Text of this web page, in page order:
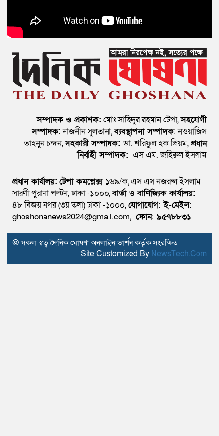
সম্পাদক ও প্রকাশক: মোঃ সাহিদুর রহমান টেপা,সহযোগী
সম্পাদক:নাজনীন সুলতানা,ব্যবস্থাপনা সম্পাদক:নওয়াজিস
তাহনুন চন্দন,সহকারী সম্পাদক: ডা. শরিফুল হক প্রিয়ম,প্রধান
নির্বাহী সম্পাদক: এস এম. জহিরুল ইসলাম
প্রধান কার্যালয়: টেপা কমপ্লেক্স ১৬৯/ক, এস এস নজরুল ইসলাম
সারণী পুরানা পল্টন, ঢাকা -১০০০,বার্তা ও বাণিজ্যিক কার্যালয়:
৪৮ বিজয় নগর (৩য় তলা) ঢাকা -১০০০,যোগাযোগ:ই-মেইল:
ghoshonanews2024@gmail.com, ফোন: ৯৫৭৮৮৩১
© সকল স্বত্ব দৈনিক ঘোষণা অনলাইন ভার্শন কর্তৃক সংরক্ষিত
Site Customized By NewsTech.Com